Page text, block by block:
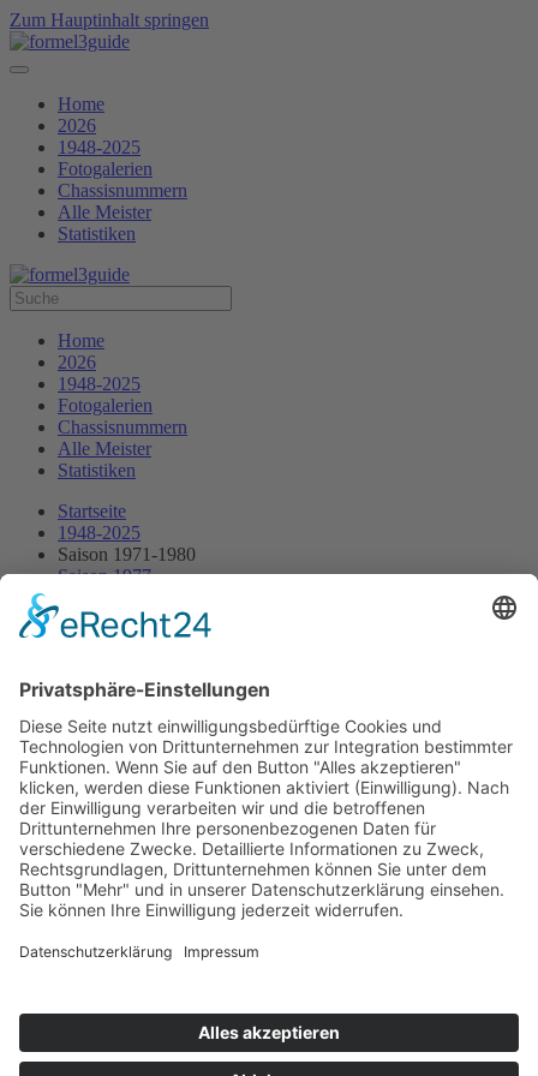
Zum Hauptinhalt springen
Home
2026
1948-2025
Fotogalerien
Chassisnummern
Alle Meister
Statistiken
Home
2026
1948-2025
Fotogalerien
Chassisnummern
Alle Meister
Statistiken
Startseite
1948-2025
Saison 1971-1980
Saison 1977
12.06.1977 - Dünsberg
Streckenskizze Programmheft
Alle Ergebnisse:
Nennungsliste
Ergebnis Rennen
Impressum
Jahrbuch